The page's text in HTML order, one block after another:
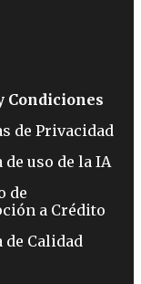
Condiciones
de Privacidad
uso de la IA
de
a Crédito
Calidad